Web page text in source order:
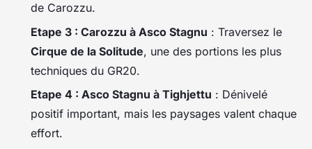
de Carozzu.
Etape 3 : Carozzu à Asco Stagnu : Traversez le
Cirque de la Solitude, une des portions les plus
techniques du GR20.
Etape 4 : Asco Stagnu à Tighjettu : Dénivelé
positif important, mais les paysages valent chaque
effort.